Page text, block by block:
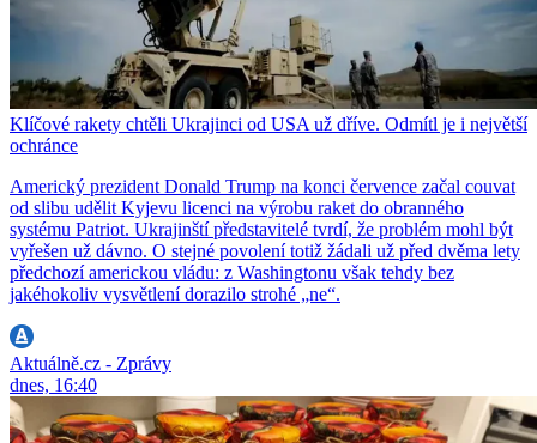
Klíčové rakety chtěli Ukrajinci od USA už dříve. Odmítl je i největší
ochránce
Americký prezident Donald Trump na konci července začal couvat
od slibu udělit Kyjevu licenci na výrobu raket do obranného
systému Patriot. Ukrajinští představitelé tvrdí, že problém mohl být
vyřešen už dávno. O stejné povolení totiž žádali už před dvěma lety
předchozí americkou vládu: z Washingtonu však tehdy bez
jakéhokoliv vysvětlení dorazilo strohé „ne“.
Aktuálně.cz - Zprávy
dnes, 16:40